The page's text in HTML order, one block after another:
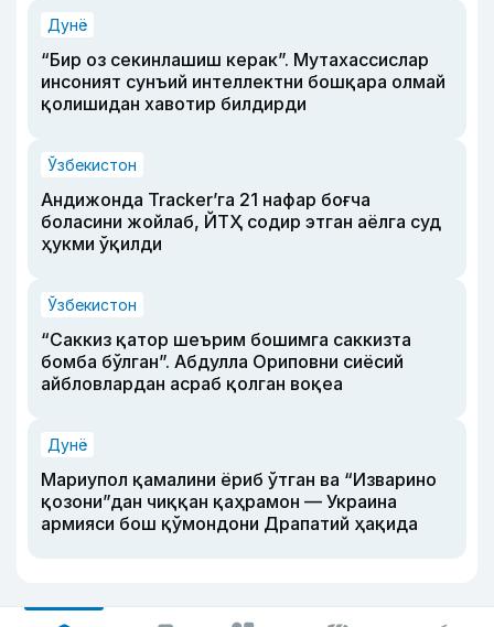
Дунё
“Бир оз секинлашиш керак”. Мутахассислар
инсоният сунъий интеллектни бошқара олмай
қолишидан хавотир билдирди
Ўзбекистон
Андижонда Tracker’га 21 нафар боғча
боласини жойлаб, ЙТҲ содир этган аёлга суд
ҳукми ўқилди
Ўзбекистон
“Саккиз қатор шеърим бошимга саккизта
бомба бўлган”. Абдулла Ориповни сиёсий
айбловлардан асраб қолган воқеа
Дунё
Мариупол қамалини ёриб ўтган ва “Изварино
қозони”дан чиққан қаҳрамон — Украина
армияси бош қўмондони Драпатий ҳақида